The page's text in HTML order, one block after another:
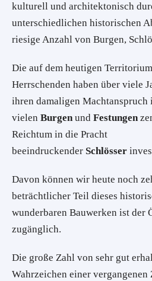
kulturell und architektonisch
unterschiedlichen historischen
riesige Anzahl von Burgen,
Die auf dem heutigen
Herrschenden haben über viele
ihren damaligen Machtanspruch
vielen Burgenund Festungen
Reichtum in die Pracht
beeindruckender Schlösser
Davon können wir heute noch
beträchtlicher Teil dieses
wunderbaren Bauwerken ist der
zugänglich.
Die große Zahl von sehr gut
Wahrzeichen einer vergangenen